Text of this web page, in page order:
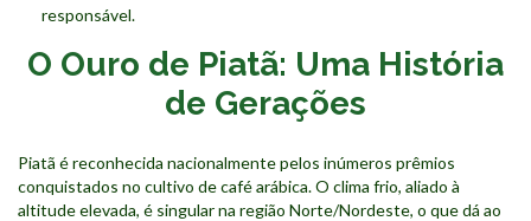
responsável.
O Ouro de Piatã: Uma História
de Gerações
Piatã é reconhecida nacionalmente pelos inúmeros prêmios
conquistados no cultivo de café arábica. O clima frio, aliado à
altitude elevada, é singular na região Norte/Nordeste, o que dá ao